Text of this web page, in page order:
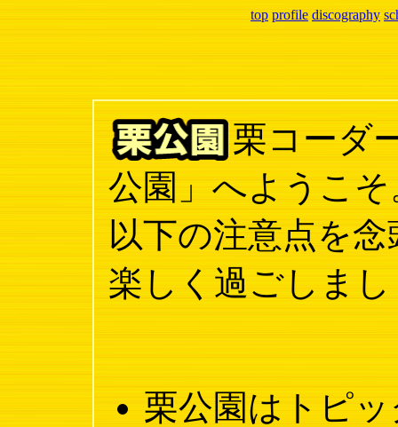
top profile discography
栗コーダ
公園」へようこそ
以下の注意点を
楽しく過ごしま
栗公園はトピ